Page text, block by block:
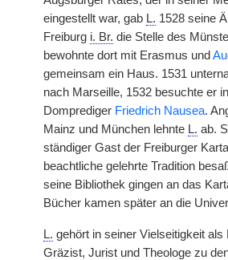
eingestellt war, gab L. 1528 seine
Freiburg i. Br. die Stelle des
bewohnte dort mit Erasmus und
gemeinsam ein Haus. 1531
nach Marseille, 1532 besuchte er
Domprediger Friedrich Nausea.
Mainz und München lehnte L. ab.
ständiger Gast der Freiburger
beachtliche gelehrte Tradition
seine Bibliothek gingen an das
Bücher kamen später an die
L. gehört in seiner Vielseitigkeit als
Gräzist, Jurist und Theologe zu